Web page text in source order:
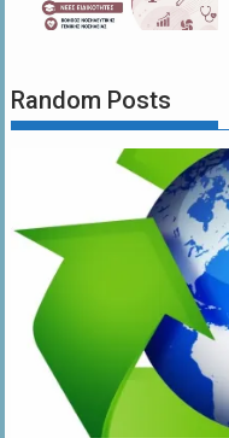
Random Posts